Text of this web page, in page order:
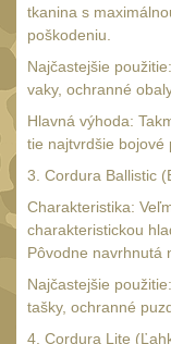
.227
.243 .260
.270 .280
12GA, 20GA 10
.40 .41 6
.44 .45
.357 .38
tkanina s
poškodeniu.
Najčastejšie
vaky, ochranné
Hlavná výhoda:
tie najtvrdšie bojové
3. Cordura Ballistic
Charakteristika:
charakteristickou
Pôvodne navrhnutá
Najčastejšie
tašky, ochranné
4. Cordura Lite